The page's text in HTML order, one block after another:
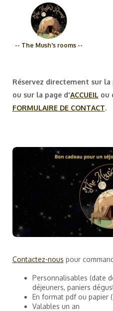
-- The Mush's rooms --
¿Quiénes somos?_Las
Tienda de
Réservez directement sur la
ou sur la page d'ACCUEIL ou
FORMULAIRE DE CONTACT.
Contactez-nous pour
Personnalisables (date
déjeuners, paniers
En format pdf ou papier
Valables un an